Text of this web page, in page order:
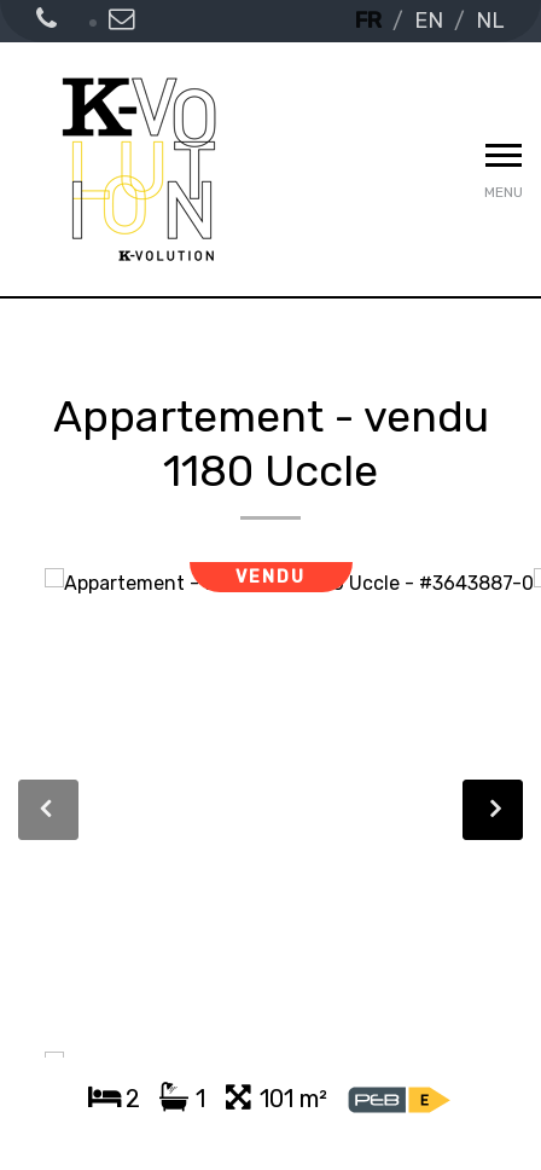
FR EN NL
MENU
Appartement - vendu
1180 Uccle
VENDU
2 1 101 m²